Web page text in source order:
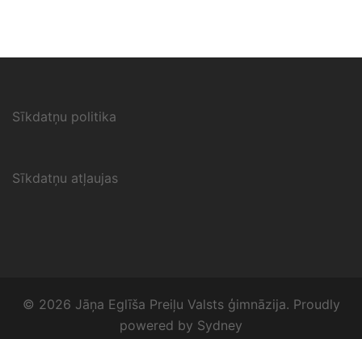
Sīkdatņu politika
Sīkdatņu atļaujas
© 2026 Jāņa Eglīša Preiļu Valsts ģimnāzija. Proudly
powered by Sydney